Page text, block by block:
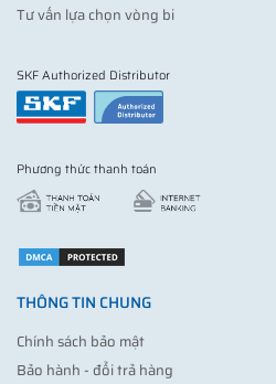
Tư vấn lựa chọn vòng bi
SKF Authorized Distributor
Phương thức thanh toán
THÔNG TIN CHUNG
Chính sách bảo mật
Bảo hành - đổi trả hàng